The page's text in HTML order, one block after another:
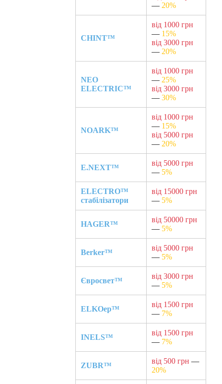
— 20%
CHINT™
від 1000 грн
— 15%
від 3000 грн
— 20%
NEO
ELECTRIC™
від 1000 грн
— 25%
від 3000 грн
— 30%
NOARK™
від 1000 грн
— 15%
від 5000 грн
— 20%
E.NEXT™
від 5000 грн
— 5%
ELECTRO™
стабілізатори
від 15000 грн
— 5%
HAGER™
від 50000 грн
— 5%
Berker™
від 5000 грн
— 5%
Євросвет™
від 3000 грн
— 5%
ELKOep™
від 1500 грн
— 7%
INELS™
від 1500 грн
— 7%
ZUBR™
від 500 грн —
20%